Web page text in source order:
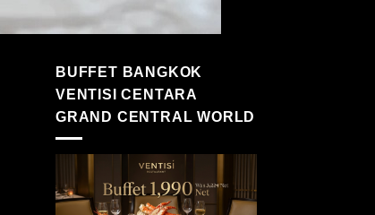
BUFFET BANGKOK
VENTISI CENTARA
GRAND CENTRAL WORLD